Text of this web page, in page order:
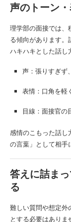
声のトーン
理学部の面接では、
る傾向があります。
ハキハキとした話し
声：張りすぎず
表情：口角を軽
目線：面接官の
感情のこもった話し
の言葉」として相手
答えに詰ま
る
難しい質問や想定外
とする必要はあり